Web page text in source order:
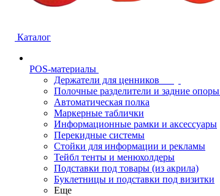
Каталог
POS-материалы
Держатели для ценников
Полочные разделители и задние опоры
Автоматическая полка
Маркерные таблички
Информационные рамки и аксессуары
Перекидные системы
Стойки для информации и рекламы
Тейбл тенты и менюхолдеры
Подставки под товары (из акрила)
Буклетницы и подставки под визитки
Еще